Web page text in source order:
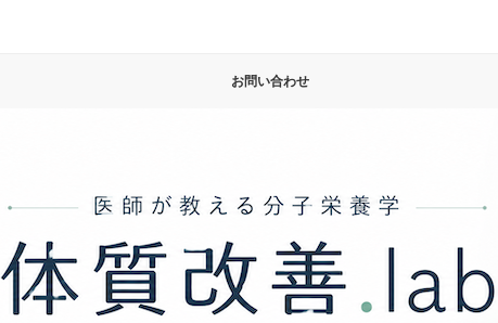
お問い合わせ